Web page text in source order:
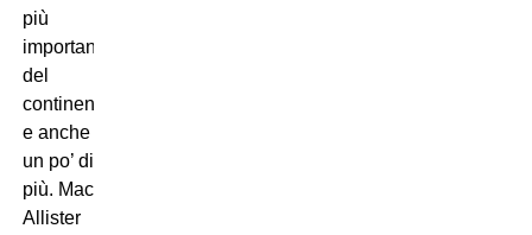
più
importanti
del
continente
e anche
un po’ di
più. Mac
Allister